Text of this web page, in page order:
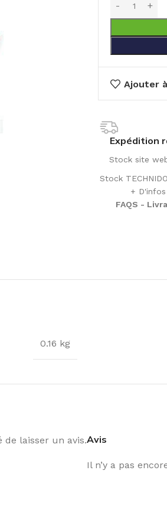
Ajouter
Expédition
Stock site
Stock
+
FAQS -
0.16 kg
Avis
Il n’y a pas
laisser un avis.